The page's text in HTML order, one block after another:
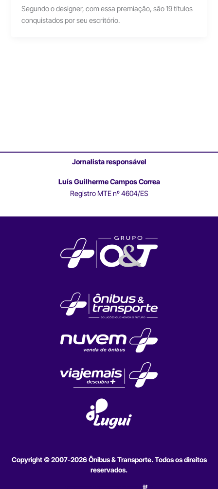
Segundo o designer, com essa premiação, são 19 títulos
conquistados por seu escritório.
Jornalista responsável
Luís Guilherme Campos Correa
Registro MTE nº 4604/ES
Copyright © 2007-2026 Ônibus & Transporte. Todos os direitos
reservados.